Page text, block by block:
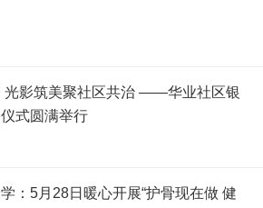
光影筑美聚社区共治 ——华业社区银
式圆满举行
：5月28日暖心开展“护骨现在做 健